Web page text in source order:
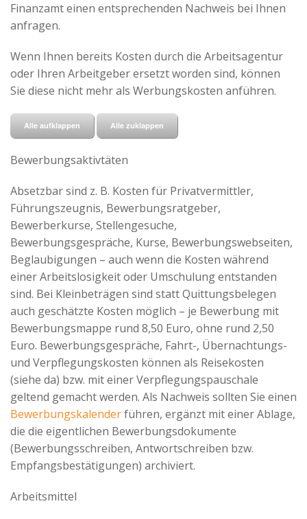
Finanzamt einen entsprechenden Nachweis bei Ihnen
anfragen.
Wenn Ihnen bereits Kosten durch die Arbeitsagentur
oder Ihren Arbeitgeber ersetzt worden sind, können
Sie diese nicht mehr als Werbungskosten anführen.
Alle aufklappen Alle zuklappen
Bewerbungsaktivtäten
Absetzbar sind z. B. Kosten für Privatvermittler,
Führungszeugnis, Bewerbungsratgeber,
Bewerberkurse, Stellengesuche,
Bewerbungsgespräche, Kurse, Bewerbungswebseiten,
Beglaubigungen – auch wenn die Kosten während
einer Arbeitslosigkeit oder Umschulung entstanden
sind. Bei Kleinbeträgen sind statt Quittungsbelegen
auch geschätzte Kosten möglich – je Bewerbung mit
Bewerbungsmappe rund 8,50 Euro, ohne rund 2,50
Euro. Bewerbungsgespräche, Fahrt-, Übernachtungs-
und Verpflegungskosten können als Reisekosten
(siehe da) bzw. mit einer Verpflegungspauschale
geltend gemacht werden. Als Nachweis sollten Sie einen
Bewerbungskalenderführen, ergänzt mit einer Ablage,
die die eigentlichen Bewerbungsdokumente
(Bewerbungsschreiben, Antwortschreiben bzw.
Empfangsbestätigungen) archiviert.
Arbeitsmittel